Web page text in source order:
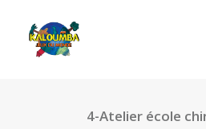
4-Atelier école